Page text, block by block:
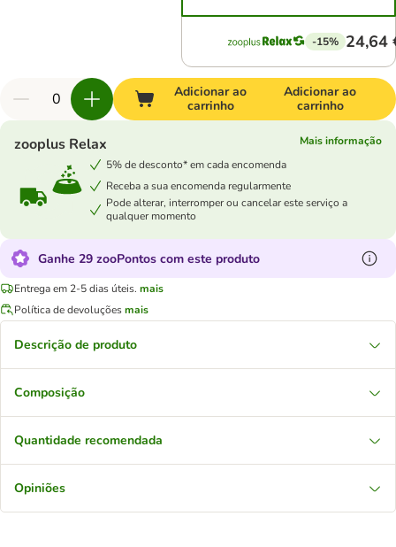
-15% 24,64
Adicionar ao
carrinho
Adicionar ao
carrinho
zooplus Relax
Mais informação
5% de desconto* em cada encomenda
Receba a sua encomenda regularmente
Pode alterar, interromper ou cancelar este serviço a
qualquer momento
Ganhe 29 zooPontos com este produto
Entrega em 2-5 dias úteis. mais
Política de devoluçõesmais
Descrição de produto
Composição
Quantidade recomendada
Opiniões